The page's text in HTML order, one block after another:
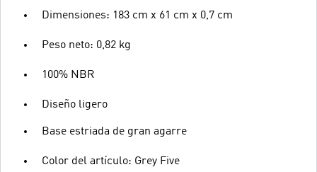
Dimensiones: 183 cm x 61 cm x 0,7 cm
Peso neto: 0,82 kg
100% NBR
Diseño ligero
Base estriada de gran agarre
Color del artículo: Grey Five